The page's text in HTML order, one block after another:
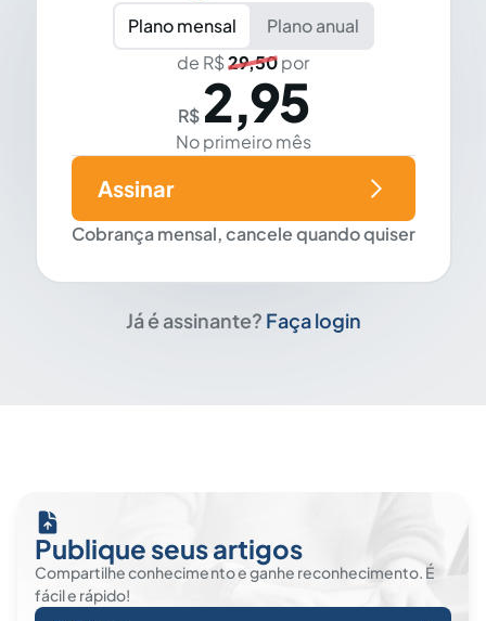
Plano mensal
Plano anual
de R$29,50por
R$ 2,95
No primeiro mês
Cobrança mensal, cancele quando quiser
Assinar
Já é assinante? Faça login
Publique seus artigos
Compartilhe conhecimento e ganhe reconhecimento. É
fácil e rápido!